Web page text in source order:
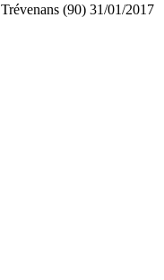
Trévenans (90) 31/01/2017